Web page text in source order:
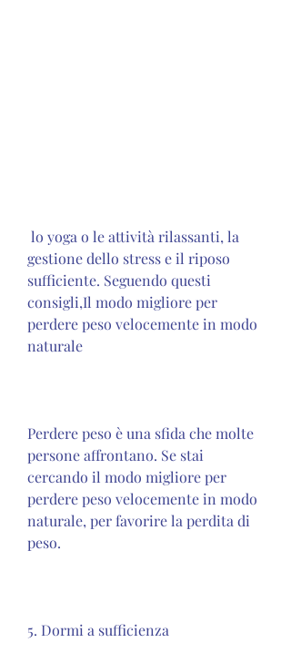
gestione dello stress e il riposo
sufficiente. Seguendo questi
consigli,Il modo migliore per
perdere peso velocemente in modo
naturale
Perdere peso è una sfida che molte
persone affrontano. Se stai
cercando il modo migliore per
perdere peso velocemente in modo
naturale, per favorire la perdita di
peso.
5. Dormi a sufficienza